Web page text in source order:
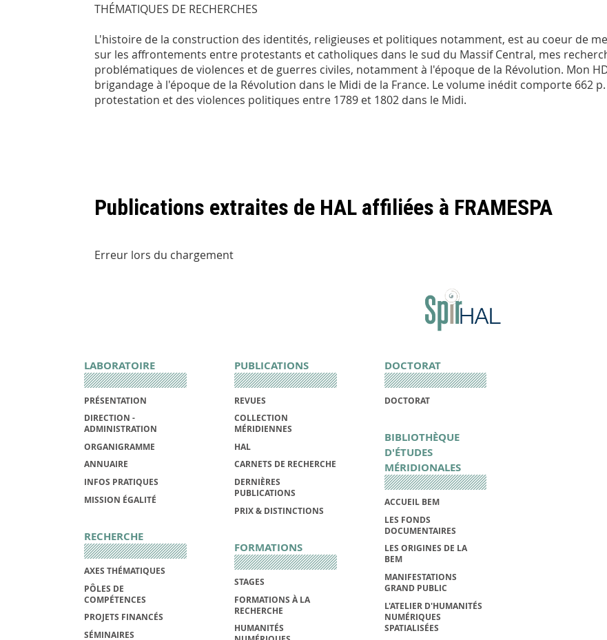
THÉMATIQUES DE RECHERCHES
L'histoire de la construction des identités, religieuses et politiques notamment, est au coeur de
sur les affrontements entre protestants et catholiques dans le sud du Massif Central, mes
problématiques de violences et de guerres civiles, notamment à l'époque de la Révolution. Mon
brigandage à l'époque de la Révolution dans le Midi de la France. Le volume inédit comporte 662
protestation et des violences politiques entre 1789 et 1802 dans le Midi.
Publications extraites de HAL affiliées à FRAMESPA
Erreur lors du chargement
LABORATOIRE
PRÉSENTATION
DIRECTION -
ADMINISTRATION
ORGANIGRAMME
ANNUAIRE
INFOS PRATIQUES
MISSION ÉGALITÉ
RECHERCHE
AXES THÉMATIQUES
PÔLES DE
COMPÉTENCES
PROJETS FINANCÉS
SÉMINAIRES
PUBLICATIONS
REVUES
COLLECTION
MÉRIDIENNES
HAL
CARNETS DE RECHERCHE
DERNIÈRES
PUBLICATIONS
PRIX & DISTINCTIONS
FORMATIONS
STAGES
FORMATIONS À LA
RECHERCHE
HUMANITÉS
DOCTORAT
DOCTORAT
BIBLIOTHÈQUE
D'ÉTUDES
MÉRIDIONALES
ACCUEIL BEM
LES FONDS
DOCUMENTAIRES
LES ORIGINES DE LA
BEM
MANIFESTATIONS
GRAND PUBLIC
L'ATELIER D'HUMANITÉS
NUMÉRIQUES
SPATIALISÉES